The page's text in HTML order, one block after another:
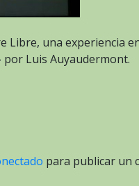
Libre, una experiencia
por Luis Auyaudermont.
para publicar un